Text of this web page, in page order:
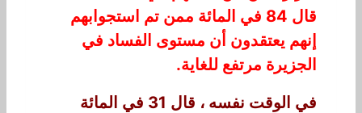
قال 84 في المائة ممن تم استجوابهم
إنهم يعتقدون أن مستوى الفساد في
الجزيرة مرتفع للغاية.
في الوقت نفسه ، قال 31 في المائة